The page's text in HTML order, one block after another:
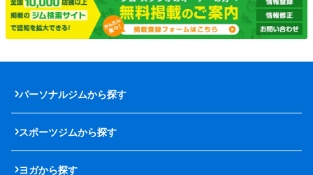
パーソナルジムから探す
スポーツジムから探す
ヨガから探す